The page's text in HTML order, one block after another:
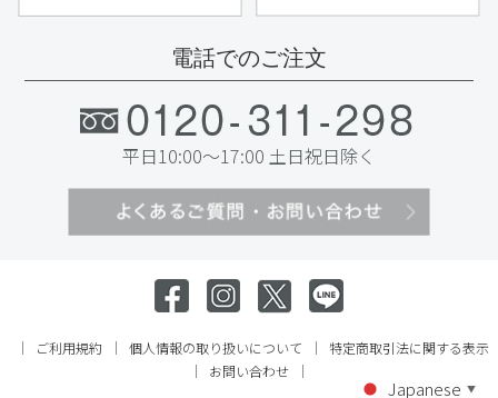
Japanese ▼
電話でのご注文
平日10:00～17:00 土日祝日除く
ご利用規約 個人情報の取り扱いについて
特定商取引法に関する表示
お問い合わせ